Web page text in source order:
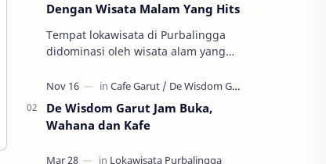
Dengan Wisata Malam Yang Hits
Tempat lokawisata di Purbalingga
didominasi oleh wisata alam yang
wisata kekinian. Sehingga wisata
Purbalingga l…
De Wisdom Garut Jam Buka,
Wahana dan Kafe